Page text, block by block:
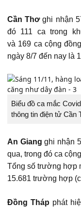
Cần Thơghi nhận
đó 111 ca trong
và 169 ca cộng
ngày 8/7 đến nay là
Biểu đồ ca mắc
thông tin điện tử Cần
An Giang ghi nhận
qua, trong đó ca
Tổng số trường hợp
15.681 trường hợp
Đồng Tháp phát